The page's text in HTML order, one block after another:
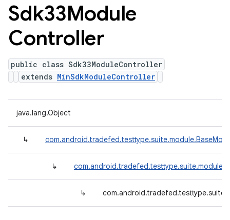
Sdk33Module
Controller
public class Sdk33ModuleController
extends MinSdkModuleController
java.lang.Object
↳
↳
↳